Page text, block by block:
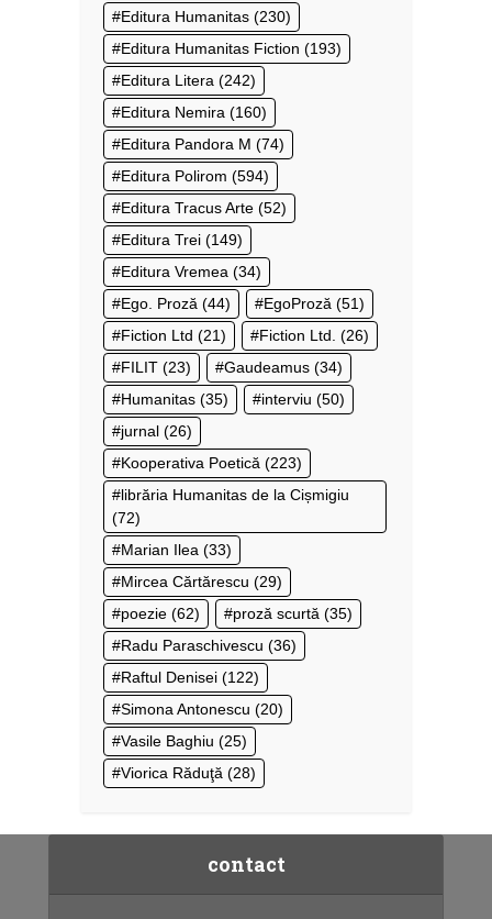
Editura Humanitas (230)
Editura Humanitas Fiction (193)
Editura Litera (242)
Editura Nemira (160)
Editura Pandora M (74)
Editura Polirom (594)
Editura Tracus Arte (52)
Editura Trei (149)
Editura Vremea (34)
Ego. Proză (44) EgoProză (51)
Fiction Ltd (21) Fiction Ltd. (26)
FILIT (23) Gaudeamus (34)
Humanitas (35) interviu (50)
jurnal (26)
Kooperativa Poetică (223)
librăria Humanitas de la Cișmigiu
(72)
Marian Ilea (33)
Mircea Cărtărescu (29)
poezie (62) proză scurtă (35)
Radu Paraschivescu (36)
Raftul Denisei (122)
Simona Antonescu (20)
Vasile Baghiu (25)
Viorica Răduţă (28)
contact